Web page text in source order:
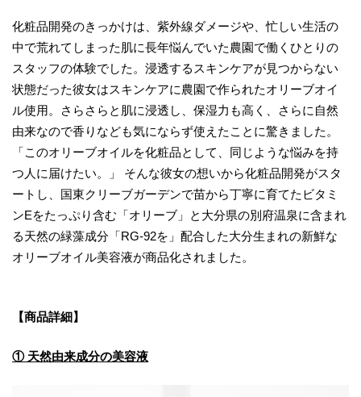
化粧品開発のきっかけは、紫外線ダメージや、忙しい生活の
中で荒れてしまった肌に長年悩んでいた農園で働くひとりの
スタッフの体験でした。浸透するスキンケアが見つからない
状態だった彼女はスキンケアに農園で作られたオリーブオイ
ル使用。さらさらと肌に浸透し、保湿力も高く、さらに自然
由来なので香りなども気にならず使えたことに驚きました。
「このオリーブオイルを化粧品として、同じような悩みを持
つ人に届けたい。」 そんな彼女の想いから化粧品開発がスタ
ートし、国東クリーブガーデンで苗から丁寧に育てたビタミ
ンEをたっぷり含む「オリーブ」と大分県の別府温泉に含まれ
る天然の緑藻成分「RG-92を」配合した大分生まれの新鮮な
オリーブオイル美容液が商品化されました。
【商品詳細】
① 天然由来成分の美容液